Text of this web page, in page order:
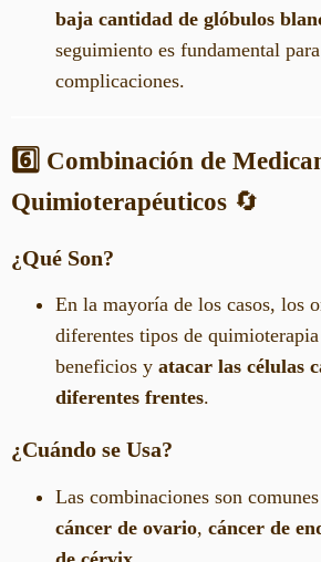
baja cantidad de glóbulos
seguimiento es fundamental
complicaciones.
6️⃣ Combinación de
Quimioterapéuticos 🔄
¿Qué Son?
En la mayoría de los casos, los
diferentes tipos de
beneficios y atacar las células
diferentes frentes.
¿Cuándo se Usa?
Las combinaciones son
cáncer de ovario, cáncer de